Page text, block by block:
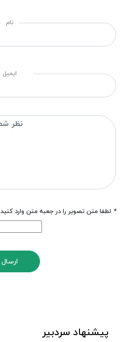
نام
ایمیل
* لطفا متن تصویر را در جعبه متن وارد کنید
ارسال
پیشنهاد سردبیر